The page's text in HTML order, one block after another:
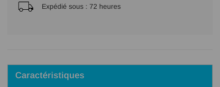
Expédié sous : 72 heures
Caractéristiques